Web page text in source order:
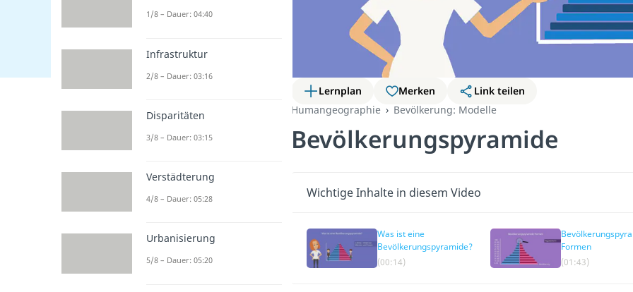
Lernplan Merken
Link teilen
Humangeographie
Bevölkerung: Modelle
Bevölkerungspyramide
Wichtige Inhalte in diesem Video
Was ist eine
Bevölkerungspyramide?
(00:14)
Formen
(01:43)
1/8 – Dauer: 04:40
Infrastruktur
2/8 – Dauer: 03:16
Disparitäten
3/8 – Dauer: 03:15
Verstädterung
4/8 – Dauer: 05:28
Urbanisierung
5/8 – Dauer: 05:20